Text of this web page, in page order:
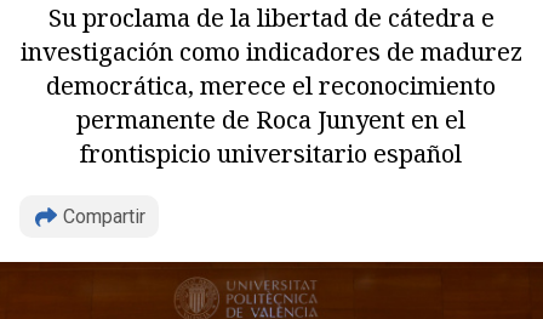
Su proclama de la libertad de cátedra e
investigación como indicadores de madurez
democrática, merece el reconocimiento
permanente de Roca Junyent en el
frontispicio universitario español
Compartir